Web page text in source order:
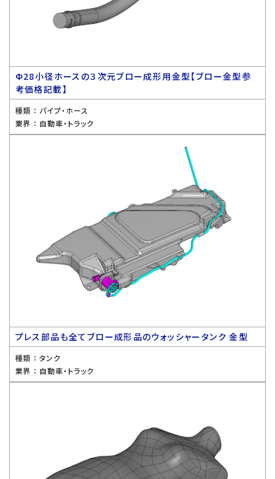
Ф28小径ホースの３次元ブロー成形用金型【ブロー金型参
考価格記載】
種類 ： パイプ・ホース
業界 ： 自動車・トラック
プレス部品も全てブロー成形品のウォッシャータンク 金型
種類 ： タンク
業界 ： 自動車・トラック